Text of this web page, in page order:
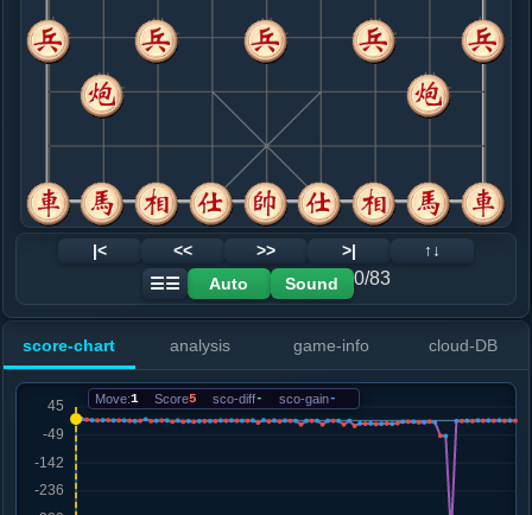
.....象３进５
黑+1
9. 车二进三
红+0
.....车１平３
10. 炮八退二
黑+4
兵七进一
.....马３进２
红+0
卒７进１
黑+4
炮八进七
.....砲７进４
黑+2
12. 车二平三
黑+4
黑+2
13. 炮七进三
黑+2
.....砲２平３
红+0
砲２平４
15. 马三进四
黑+1
.....卒５进１
16. 马四退六
|< << >> >|
↑↓
☰☰
Auto Sound 0/83
score-chart analysis game-info cloud-DB
Move:1 Score5 sco-diff- sco-gain-